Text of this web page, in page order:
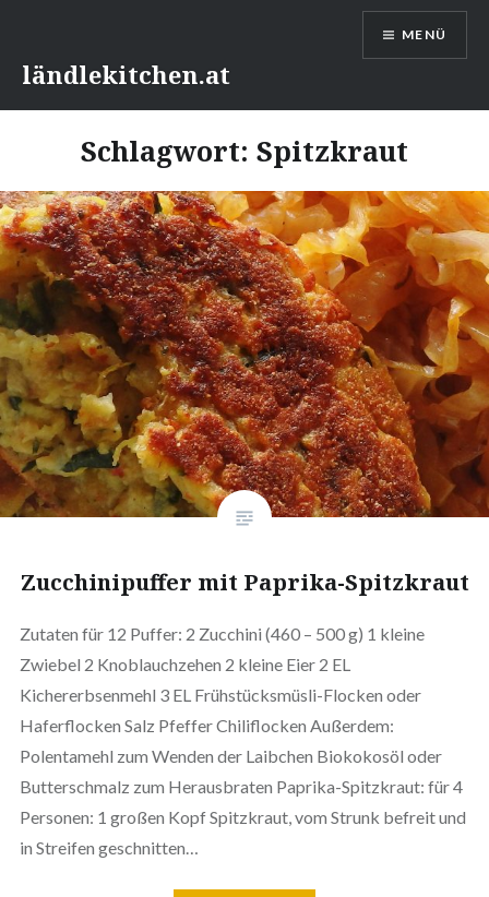
Inhaltländlekitchen.at
MENÜ
Schlagwort: Spitzkraut
Zucchinipuffer mit Paprika-Spitzkraut
Zutaten für 12 Puffer: 2 Zucchini (460 – 500 g) 1 kleine
Zwiebel 2 Knoblauchzehen 2 kleine Eier 2 EL
Kichererbsenmehl 3 EL Frühstücksmüsli-Flocken oder
Haferflocken Salz Pfeffer Chiliflocken Außerdem:
Polentamehl zum Wenden der Laibchen Biokokosöl oder
Butterschmalz zum Herausbraten Paprika-Spitzkraut: für 4
Personen: 1 großen Kopf Spitzkraut, vom Strunk befreit und
in Streifen geschnitten…